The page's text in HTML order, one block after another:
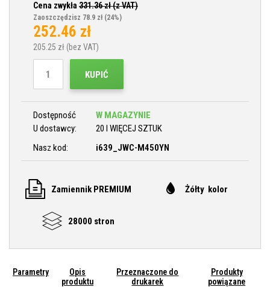
Cena zwykła 331.36zł (z VAT)
Zaoszczędzisz 78.9 zł (24%)
252.46 zł
205.25 zł (bez VAT)
KUPIĆ
Dostępność
W MAGAZYNIE
U dostawcy:
20 I WIĘCEJ SZTUK
Nasz kod:
i639_JWC-M450YN
Zamiennik PREMIUM Żółty kolor
28000 stron
Parametry
Opis
produktu
Przeznaczone do
drukarek
Produkty
powiązane